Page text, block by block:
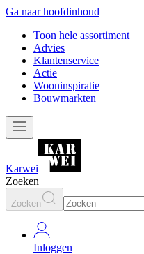
Ga naar hoofdinhoud
Toon hele assortiment
Advies
Klantenservice
Actie
Wooninspiratie
Bouwmarkten
Karwei
Zoeken
Zoeken
Inloggen